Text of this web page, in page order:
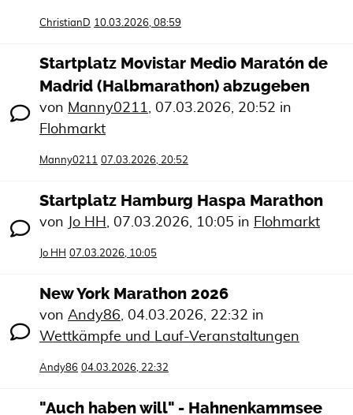
ChristianD 10.03.2026, 08:59
Startplatz Movistar Medio Maratón de
Madrid (Halbmarathon) abzugeben
von Manny0211, 07.03.2026, 20:52 in
Flohmarkt
Manny0211 07.03.2026, 20:52
Startplatz Hamburg Haspa Marathon
von Jo HH , 07.03.2026, 10:05 in Flohmarkt
Jo HH 07.03.2026, 10:05
New York Marathon 2026
von Andy86, 04.03.2026, 22:32 in
Wettkämpfe und Lauf-Veranstaltungen
Andy86 04.03.2026, 22:32
"Auch haben will" - Hahnenkammsee